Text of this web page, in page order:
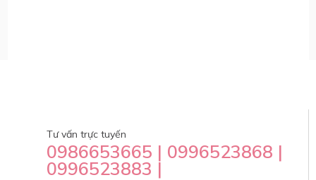
Tư vấn trực tuyến
0986653665 | 0996523868 |
0996523883 |